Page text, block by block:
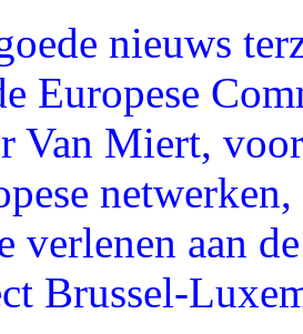
nieuws
Europese
Van Miert,
verlenen aan
Brussel-